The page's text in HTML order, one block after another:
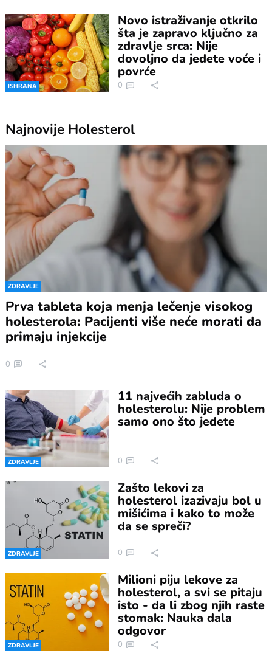
ISHRANA
Novo istraživanje otkrilo
šta je zapravo ključno za
zdravlje srca: Nije
dovoljno da jedete voće i
povrće
0
Najnovije Holesterol
ZDRAVLJE
Prva tableta koja menja lečenje visokog
holesterola: Pacijenti više neće morati da
primaju injekcije
0
ZDRAVLJE
11 najvećih zabluda o
holesterolu: Nije problem
samo ono što jedete
0
ZDRAVLJE
Zašto lekovi za
holesterol izazivaju bol u
mišićima i kako to može
da se spreči?
0
ZDRAVLJE
Milioni piju lekove za
holesterol, a svi se pitaju
isto - da li zbog njih raste
stomak: Nauka dala
odgovor
0